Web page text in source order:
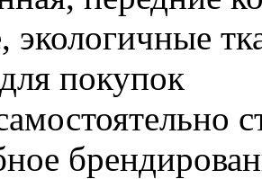
покупок